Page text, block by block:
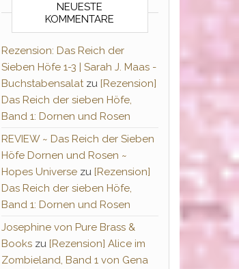
NEUESTE
KOMMENTARE
Rezension: Das Reich der
Sieben Höfe 1-3 | Sarah J. Maas -
Buchstabensalatzu [Rezension]
Das Reich der sieben Höfe,
Band 1: Dornen und Rosen
REVIEW ~ Das Reich der Sieben
Höfe Dornen und Rosen ~
Hopes Universezu [Rezension]
Das Reich der sieben Höfe,
Band 1: Dornen und Rosen
Josephine von Pure Brass &
Bookszu [Rezension] Alice im
Zombieland, Band 1 von Gena